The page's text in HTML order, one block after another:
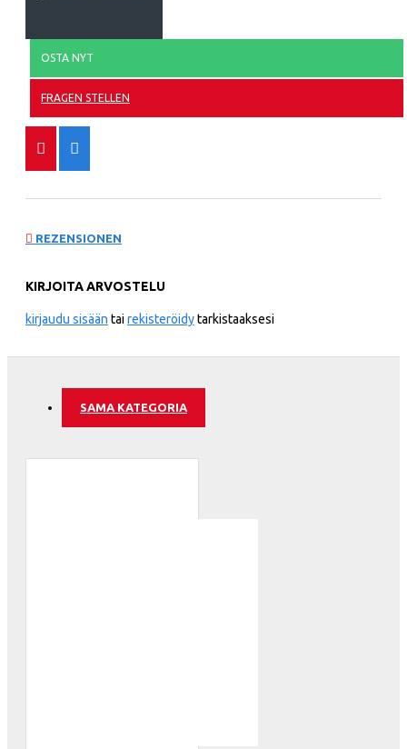
OSTA NYT
FRAGEN STELLEN
REZENSIONEN
KIRJOITA ARVOSTELU
kirjaudu sisään tairekisteröidytarkistaaksesi
SAMA KATEGORIA